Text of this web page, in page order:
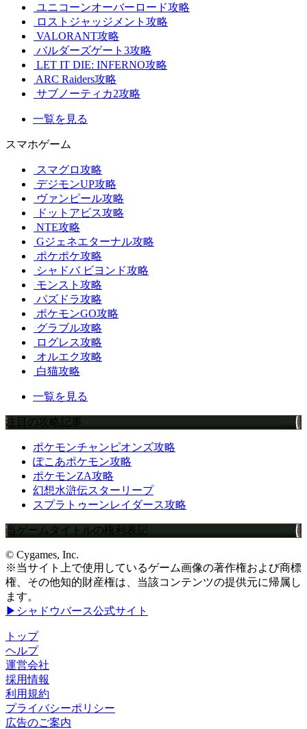
ユニコーンオーバーロード攻略
ロストジャッジメント攻略
VALORANT攻略
バルダーズゲート3攻略
LET IT DIE: INFERNO攻略
ARC Raiders攻略
サブノーティカ2攻略
一覧を見る
スマホゲーム
スマグロ攻略
デジモンUP攻略
ヴァンピール攻略
ドットアビス攻略
NTE攻略
Gジェネエターナル攻略
ポケポケ攻略
シャドバ ビヨンド攻略
モンスト攻略
パズドラ攻略
ポケモンGO攻略
グラブル攻略
ログレス攻略
オルエク攻略
白猫攻略
一覧を見る
注目の攻略記事
ポケモンチャンピオンズ攻略
ぽこあポケモン攻略
ポケモンZA攻略
幻想水滸伝スターリープ
スプラトゥーンレイダース攻略
当ゲームタイトルの権利表記
© Cygames, Inc.
※当サイト上で使用しているゲーム画像の著作権および商標
権、その他知的財産権は、当該コンテンツの提供元に帰属し
ます。
▶シャドウバース公式サイト
トップ
ヘルプ
運営会社
採用情報
利用規約
プライバシーポリシー
広告のご案内